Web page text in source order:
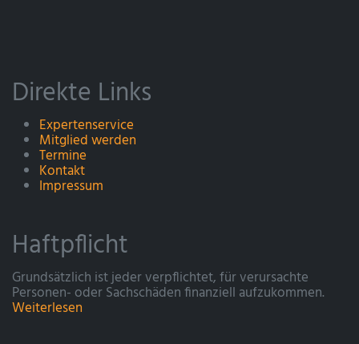
Direkte Links
Expertenservice
Mitglied werden
Termine
Kontakt
Impressum
Haftpflicht
Grundsätzlich ist jeder verpflichtet, für verursachte
Personen- oder Sachschäden finanziell aufzukommen.
Weiterlesen